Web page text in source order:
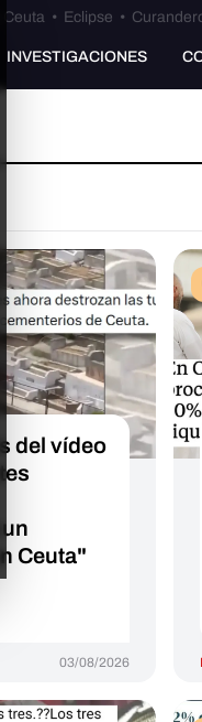
Ceuta • Eclipse •
INVESTIGACIONES
del vídeo
Ceuta"
03/08/2026